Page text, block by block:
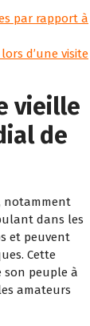
par rapport à
d’une visite
vieille
de
notamment
dans les
et peuvent
Cette
son peuple à
amateurs